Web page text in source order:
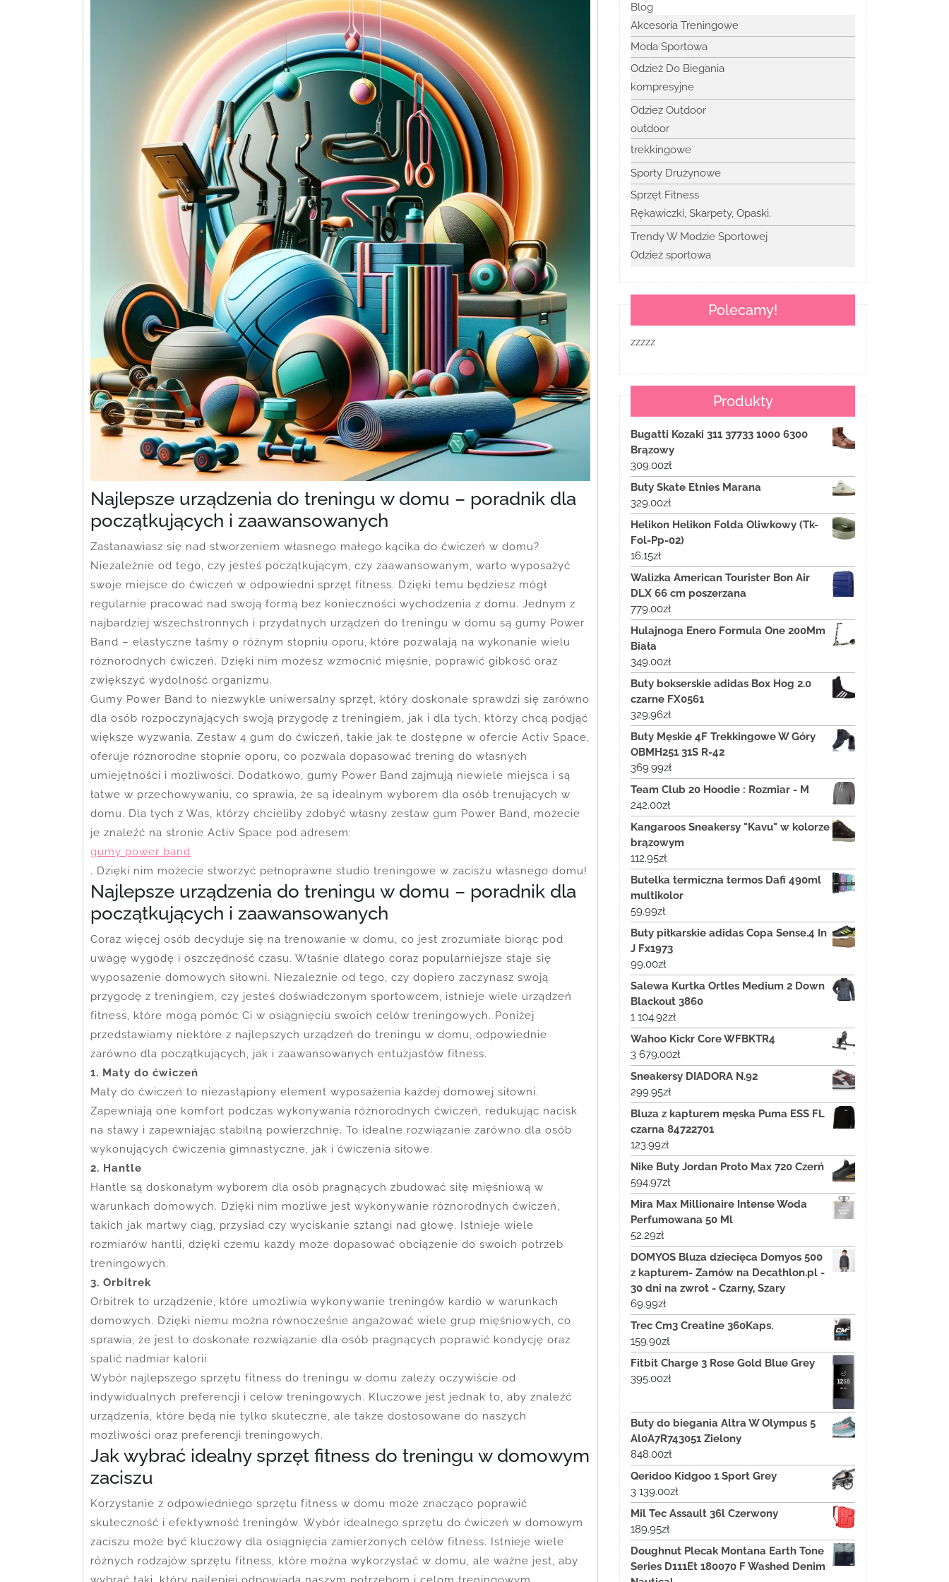
Najlepsze urządzenia do treningu w domu – poradnik dla
początkujących i zaawansowanych
Zastanawiasz się nad stworzeniem własnego małego kącika do ćwiczeń w domu?
Niezależnie od tego, czy jesteś początkującym, czy zaawansowanym, warto wyposażyć
swoje miejsce do ćwiczeń w odpowiedni sprzęt fitness. Dzięki temu będziesz mógł
regularnie pracować nad swoją formą bez konieczności wychodzenia z domu. Jednym z
najbardziej wszechstronnych i przydatnych urządzeń do treningu w domu są gumy Power
Band – elastyczne taśmy o różnym stopniu oporu, które pozwalają na wykonanie wielu
różnorodnych ćwiczeń. Dzięki nim możesz wzmocnić mięśnie, poprawić gibkość oraz
zwiększyć wydolność organizmu.
Gumy Power Band to niezwykle uniwersalny sprzęt, który doskonale sprawdzi się zarówno
dla osób rozpoczynających swoją przygodę z treningiem, jak i dla tych, którzy chcą podjąć
większe wyzwania. Zestaw 4 gum do ćwiczeń, takie jak te dostępne w ofercie Activ Space,
oferuje różnorodne stopnie oporu, co pozwala dopasować trening do własnych
umiejętności i możliwości. Dodatkowo, gumy Power Band zajmują niewiele miejsca i są
łatwe w przechowywaniu, co sprawia, że są idealnym wyborem dla osób trenujących w
domu. Dla tych z Was, którzy chcieliby zdobyć własny zestaw gum Power Band, możecie
je znaleźć na stronie Activ Space pod adresem:
gumy power band
. Dzięki nim możecie stworzyć pełnoprawne studio treningowe w zaciszu własnego domu!
Najlepsze urządzenia do treningu w domu – poradnik dla
początkujących i zaawansowanych
Coraz więcej osób decyduje się na trenowanie w domu, co jest zrozumiałe biorąc pod
uwagę wygodę i oszczędność czasu. Właśnie dlatego coraz popularniejsze staje się
wyposażenie domowych siłowni. Niezależnie od tego, czy dopiero zaczynasz swoją
przygodę z treningiem, czy jesteś doświadczonym sportowcem, istnieje wiele urządzeń
fitness, które mogą pomóc Ci w osiągnięciu swoich celów treningowych. Poniżej
przedstawiamy niektóre z najlepszych urządzeń do treningu w domu, odpowiednie
zarówno dla początkujących, jak i zaawansowanych entuzjastów fitness.
1. Maty do ćwiczeń
Maty do ćwiczeń to niezastąpiony element wyposażenia każdej domowej siłowni.
Zapewniają one komfort podczas wykonywania różnorodnych ćwiczeń, redukując nacisk
na stawy i zapewniając stabilną powierzchnię. To idealne rozwiązanie zarówno dla osób
wykonujących ćwiczenia gimnastyczne, jak i ćwiczenia siłowe.
2. Hantle
Hantle są doskonałym wyborem dla osób pragnących zbudować siłę mięśniową w
warunkach domowych. Dzięki nim możliwe jest wykonywanie różnorodnych ćwiczeń,
takich jak martwy ciąg, przysiad czy wyciskanie sztangi nad głowę. Istnieje wiele
rozmiarów hantli, dzięki czemu każdy może dopasować obciążenie do swoich potrzeb
treningowych.
3. Orbitrek
Orbitrek to urządzenie, które umożliwia wykonywanie treningów kardio w warunkach
domowych. Dzięki niemu można równocześnie angażować wiele grup mięśniowych, co
sprawia, że jest to doskonałe rozwiązanie dla osób pragnących poprawić kondycję oraz
spalić nadmiar kalorii.
Wybór najlepszego sprzętu fitness do treningu w domu zależy oczywiście od
indywidualnych preferencji i celów treningowych. Kluczowe jest jednak to, aby znaleźć
urządzenia, które będą nie tylko skuteczne, ale także dostosowane do naszych
możliwości oraz preferencji treningowych.
Jak wybrać idealny sprzęt fitness do treningu w domowym
zaciszu
Korzystanie z odpowiedniego sprzętu fitness w domu może znacząco poprawić
skuteczność i efektywność treningów. Wybór idealnego sprzętu do ćwiczeń w domowym
zaciszu może być kluczowy dla osiągnięcia zamierzonych celów fitness. Istnieje wiele
różnych rodzajów sprzętu fitness, które można wykorzystać w domu, ale ważne jest, aby
Blog
Akcesoria Treningowe
Moda Sportowa
Odzież Do Biegania
kompresyjne
Odzież Outdoor
outdoor
trekkingowe
Sporty Drużynowe
Sprzęt Fitness
Rękawiczki, Skarpety, Opaski.
Trendy W Modzie Sportowej
Odzież sportowa
Polecamy!
zzzzz
Produkty
Bugatti Kozaki 311 37733 1000 6300
Brązowy
309.00zł
Buty Skate Etnies Marana
329.00zł
Helikon Helikon Folda Oliwkowy (Tk-
Fol-Pp-02)
16.15zł
Walizka American Tourister Bon Air
DLX 66 cm poszerzana
779.00zł
Hulajnoga Enero Formula One 200Mm
Biała
349.00zł
Buty bokserskie adidas Box Hog 2.0
czarne FX0561
329.96zł
Buty Męskie 4F Trekkingowe W Góry
OBMH251 31S R-42
369.99zł
Team Club 20 Hoodie : Rozmiar - M
242.00zł
Kangaroos Sneakersy "Kavu" w kolorze
brązowym
112.95zł
Butelka termiczna termos Dafi 490ml
multikolor
59.99zł
Buty piłkarskie adidas Copa Sense.4 In
J Fx1973
99.00zł
Salewa Kurtka Ortles Medium 2 Down
Blackout 3860
1 104.92zł
Wahoo Kickr Core WFBKTR4
3 679.00zł
Sneakersy DIADORA N.92
299.95zł
Bluza z kapturem męska Puma ESS FL
czarna 84722701
123.99zł
Nike Buty Jordan Proto Max 720 Czerń
594.97zł
Mira Max Millionaire Intense Woda
Perfumowana 50 Ml
52.29zł
DOMYOS Bluza dziecięca Domyos 500
z kapturem- Zamów na Decathlon.pl -
30 dni na zwrot - Czarny, Szary
69.99zł
Trec Cm3 Creatine 360Kaps.
159.90zł
Fitbit Charge 3 Rose Gold Blue Grey
395.00zł
Buty do biegania Altra W Olympus 5
Al0A7R743051 Zielony
848.00zł
Qeridoo Kidgoo 1 Sport Grey
3 139.00zł
Mil Tec Assault 36l Czerwony
189.95zł
Doughnut Plecak Montana Earth Tone
Series D111Et 180070 F Washed Denim